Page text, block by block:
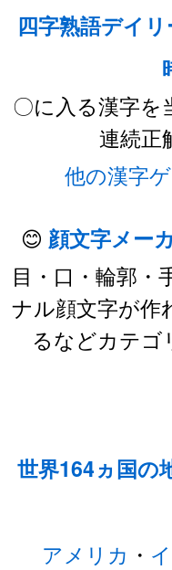
四字熟語デイ
〇に入る漢字を
連続正
他の漢字
😊 顔文字メー
目・口・輪郭・
ナル顔文字が作
るなどカテゴ
世界164ヵ国の
アメリカ ・